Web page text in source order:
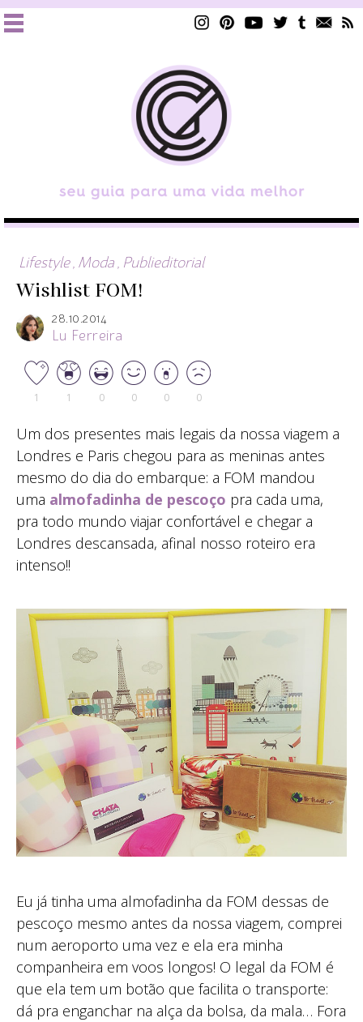
Lifestyle Moda Publieditorial
Wishlist FOM!
28.10.2014
Lu Ferreira
1 1 0 0 0 0
Um dos presentes mais legais da nossa viagem a
Londres e Paris chegou para as meninas antes
mesmo do dia do embarque: a FOM mandou
uma almofadinha de pescoço pra cada uma,
pra todo mundo viajar confortável e chegar a
Londres descansada, afinal nosso roteiro era
intenso!!
Eu já tinha uma almofadinha da FOM dessas de
pescoço mesmo antes da nossa viagem, comprei
num aeroporto uma vez e ela era minha
companheira em voos longos! O legal da FOM é
que ela tem um botão que facilita o transporte:
dá pra enganchar na alça da bolsa, da mala… Fora